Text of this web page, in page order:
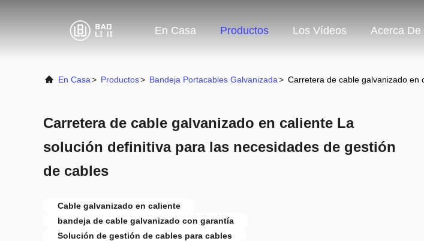
En Casa Productos Los Vídeos Acerca De
En Casa> Productos> Bandeja Portacables Galvanizada> Carretera de cable galvanizado en
Carretera de cable galvanizado en caliente La
solución definitiva para las necesidades de gestión
de cables
Cable galvanizado en caliente
bandeja de cable galvanizado con garantía
Solución de gestión de cables para cables